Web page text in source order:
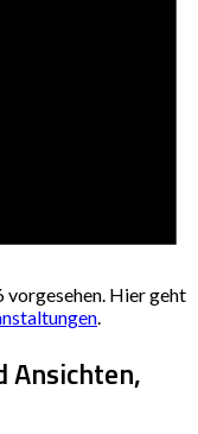
vorgesehen. Hier geht
.
Ansichten,